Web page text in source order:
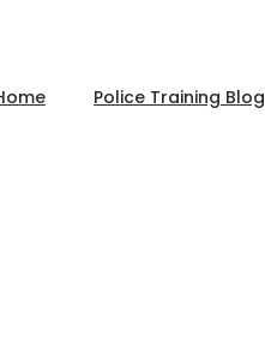
Police Training Blog